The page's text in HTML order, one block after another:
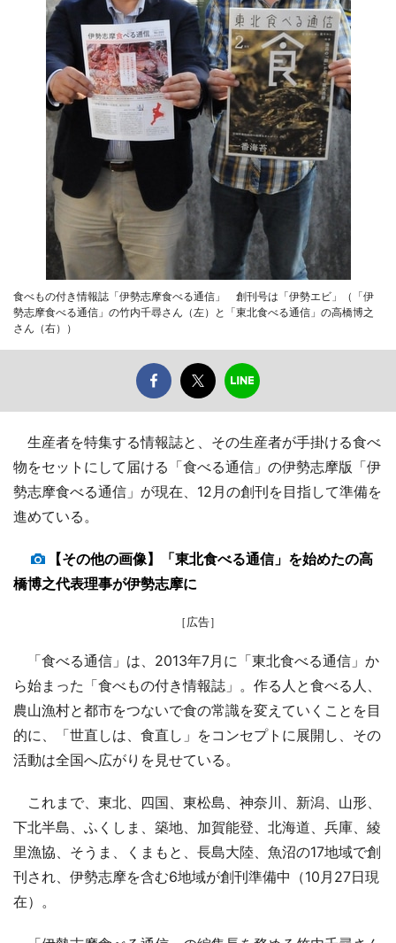
食べもの付き情報誌「伊勢志摩食べる通信」 創刊号は「伊勢エビ」（「伊
勢志摩食べる通信」の竹内千尋さん（左）と「東北食べる通信」の高橋博之
さん（右））
生産者を特集する情報誌と、その生産者が手掛ける食べ
物をセットにして届ける「食べる通信」の伊勢志摩版「伊
勢志摩食べる通信」が現在、12月の創刊を目指して準備を
進めている。
【その他の画像】「東北食べる通信」を始めたの高
橋博之代表理事が伊勢志摩に
［広告］
「食べる通信」は、2013年7月に「東北食べる通信」か
ら始まった「食べもの付き情報誌」。作る人と食べる人、
農山漁村と都市をつないで食の常識を変えていくことを目
的に、「世直しは、食直し」をコンセプトに展開し、その
活動は全国へ広がりを見せている。
これまで、東北、四国、東松島、神奈川、新潟、山形、
下北半島、ふくしま、築地、加賀能登、北海道、兵庫、綾
里漁協、そうま、くまもと、長島大陸、魚沼の17地域で創
刊され、伊勢志摩を含む6地域が創刊準備中（10月27日現
在）。